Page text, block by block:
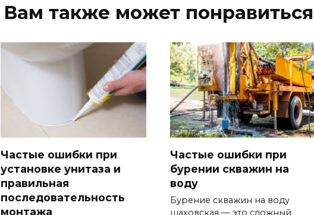
Вам также может понравиться
Частые ошибки при
установке унитаза и
правильная
последовательность
монтажа
Частые ошибки при
бурении скважин на
воду
Бурение скважин на воду